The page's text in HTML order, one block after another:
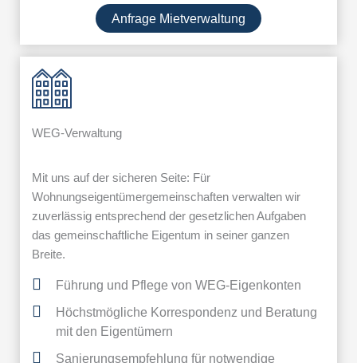
Anfrage Mietverwaltung
WEG-Verwaltung
Mit uns auf der sicheren Seite: Für
Wohnungseigentümergemeinschaften verwalten wir
zuverlässig entsprechend der gesetzlichen Aufgaben
das gemeinschaftliche Eigentum in seiner ganzen
Breite.
Führung und Pflege von WEG-Eigenkonten
Höchstmögliche Korrespondenz und Beratung
mit den Eigentümern
Sanierungsempfehlung für notwendige